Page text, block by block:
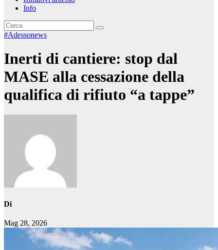
Info
#Adessonews
Inerti di cantiere: stop dal
MASE alla cessazione della
qualifica di rifiuto “a tappe”
Di
Mag 28, 2026